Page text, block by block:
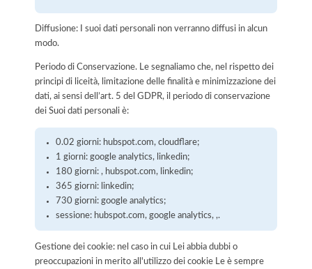
Diffusione: I suoi dati personali non verranno diffusi in alcun
modo.
Periodo di Conservazione. Le segnaliamo che, nel rispetto dei
principi di liceità, limitazione delle finalità e minimizzazione dei
dati, ai sensi dell’art. 5 del GDPR, il periodo di conservazione
dei Suoi dati personali è:
0.02 giorni: hubspot.com, cloudflare;
1 giorni: google analytics, linkedin;
180 giorni: , hubspot.com, linkedin;
365 giorni: linkedin;
730 giorni: google analytics;
sessione: hubspot.com, google analytics, ,.
Gestione dei cookie: nel caso in cui Lei abbia dubbi o
preoccupazioni in merito all'utilizzo dei cookie Le è sempre